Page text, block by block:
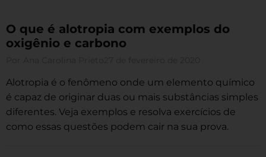
O que é alotropia com exemplos do
oxigênio e carbono
Alotropia é o fenômeno onde um elemento químico
é capaz de originar duas ou mais substâncias simples
diferentes. Veja exemplos e resolva exercícios de
como essas questões podem cair na sua prova.